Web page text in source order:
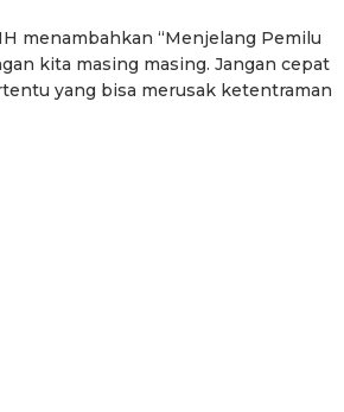
menambahkan “Menjelang Pemilu
kita masing masing. Jangan cepat
yang bisa merusak ketentraman